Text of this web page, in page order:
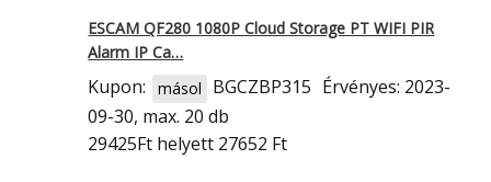
ESCAM QF280 1080P Cloud Storage PT WIFI PIR
Alarm IP Ca…
Kupon: másol BGCZBP315 Érvényes: 2023-
09-30, max. 20 db
29425Ft helyett 27652 Ft